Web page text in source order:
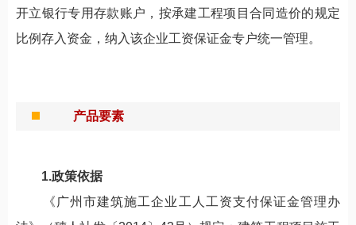
开立银行专用存款账户，按承建工程项目合同造价的规定
比例存入资金，纳入该企业工资保证金专户统一管理。
产品要素
1.政策依据
《广州市建筑施工企业工人工资支付保证金管理办